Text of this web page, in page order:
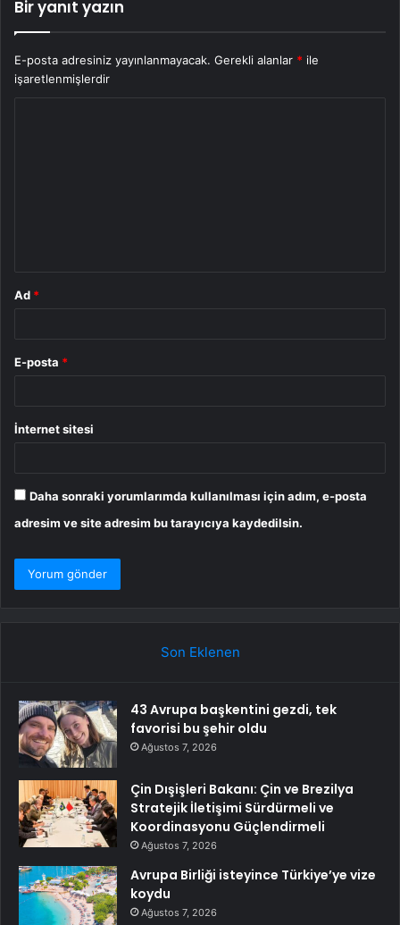
Bir yanıt yazın
E-posta adresiniz yayınlanmayacak. Gerekli alanlar * ile
işaretlenmişlerdir
Ad *
E-posta *
İnternet sitesi
Daha sonraki yorumlarımda kullanılması için adım, e-posta
adresim ve site adresim bu tarayıcıya kaydedilsin.
Son Eklenen
43 Avrupa başkentini gezdi, tek
favorisi bu şehir oldu
Ağustos 7, 2026
Çin Dışişleri Bakanı: Çin ve Brezilya
Stratejik İletişimi Sürdürmeli ve
Koordinasyonu Güçlendirmeli
Ağustos 7, 2026
Avrupa Birliği isteyince Türkiye’ye vize
koydu
Ağustos 7, 2026